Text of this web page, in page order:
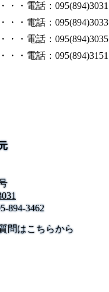
・・電話：095(894)3031
・・電話：095(894)3033
・・電話：095(894)3035
・・電話：095(894)3151
894-3462
問はこちらから